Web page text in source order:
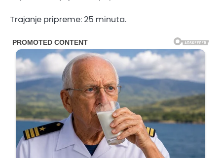
Trajanje pripreme: 25 minuta.